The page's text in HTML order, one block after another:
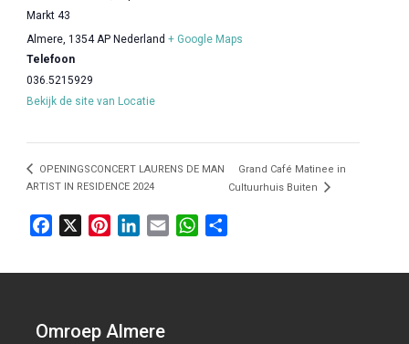
Markt 43
Almere, 1354 AP Nederland + Google Maps
Telefoon
036.5215929
Bekijk de site van Locatie
OPENINGSCONCERT LAURENS DE MAN
ARTIST IN RESIDENCE 2024
Grand Café Matinee in
Cultuurhuis Buiten
o
r
d
W
Omroep Almere